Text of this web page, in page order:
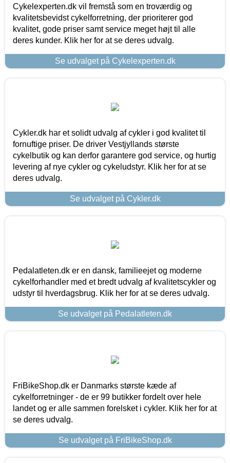
Cykelexperten.dk vil fremstå som en troværdig og
kvalitetsbevidst cykelforretning, der prioriterer god
kvalitet, gode priser samt service meget højt til alle
deres kunder. Klik her for at se deres udvalg.
Se udvalget på Cykelexperten.dk
Cykler.dk har et solidt udvalg af cykler i god kvalitet til
fornuftige priser. De driver Vestjyllands største
cykelbutik og kan derfor garantere god service, og hurtig
levering af nye cykler og cykeludstyr. Klik her for at se
deres udvalg.
Se udvalget på Cykler.dk
Pedalatleten.dk er en dansk, familieejet og moderne
cykelforhandler med et bredt udvalg af kvalitetscykler og
udstyr til hverdagsbrug. Klik her for at se deres udvalg.
Se udvalget på Pedalatleten.dk
FriBikeShop.dk er Danmarks største kæde af
cykelforretninger - de er 99 butikker fordelt over hele
landet og er alle sammen forelsket i cykler. Klik her for at
se deres udvalg.
Se udvalget på FriBikeShop.dk